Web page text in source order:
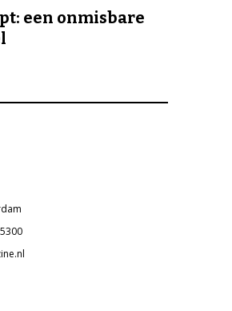
een onmisbare